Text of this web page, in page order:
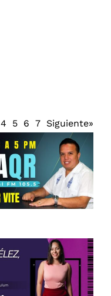
4 5 6 7 Siguiente»